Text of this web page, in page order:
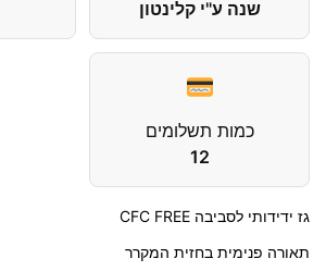
שנה ע"י קלינטון
כמות תשלומים
12
גז ידידותי לסביבה CFC FREE
תאורה פנימית בחזית המקרר